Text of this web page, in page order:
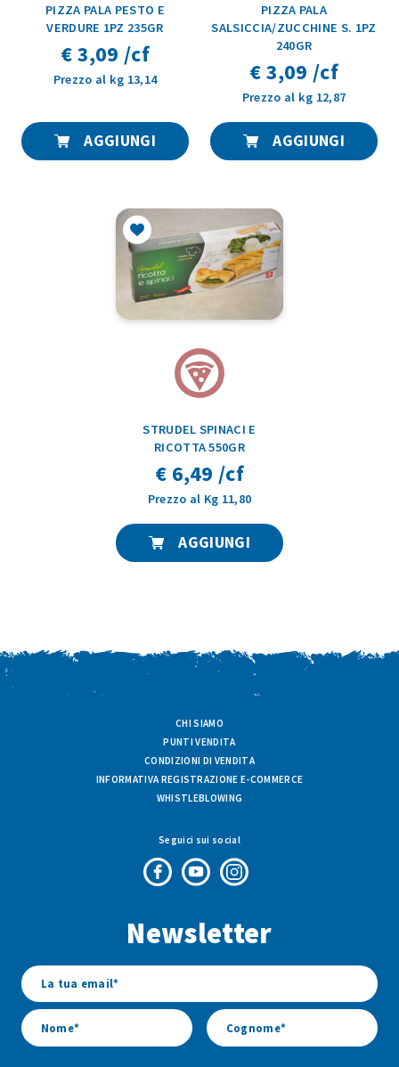
PIZZA PALA PESTO E
VERDURE 1PZ 235GR
€ 3,09 /cf
Prezzo al kg 13,14
AGGIUNGI
PIZZA PALA
SALSICCIA/ZUCCHINE S. 1PZ
240GR
€ 3,09 /cf
Prezzo al kg 12,87
AGGIUNGI
STRUDEL SPINACI E
RICOTTA 550GR
€ 6,49 /cf
Prezzo al Kg 11,80
AGGIUNGI
CHI SIAMO
PUNTI VENDITA
CONDIZIONI DI VENDITA
INFORMATIVA REGISTRAZIONE E-COMMERCE
WHISTLEBLOWING
Seguici sui social
di
di
di
Newsletter